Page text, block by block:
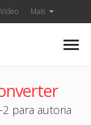
Mais
para autoria